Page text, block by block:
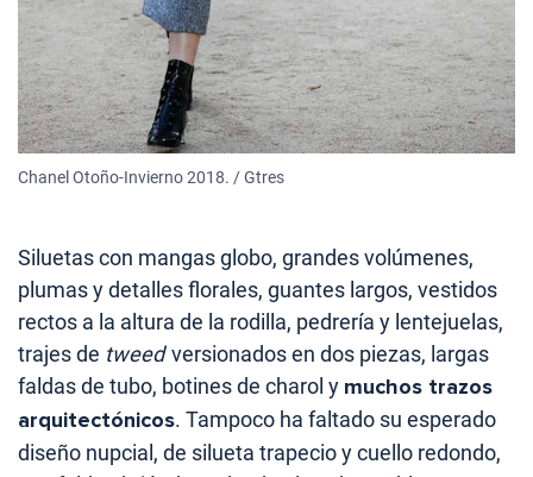
Chanel Otoño-Invierno 2018. / Gtres
Siluetas con mangas globo, grandes volúmenes,
plumas y detalles florales, guantes largos, vestidos
rectos a la altura de la rodilla, pedrería y lentejuelas,
trajes de tweedversionados en dos piezas, largas
faldas de tubo, botines de charol y muchos trazos
arquitectónicos. Tampoco ha faltado su esperado
diseño nupcial, de silueta trapecio y cuello redondo,